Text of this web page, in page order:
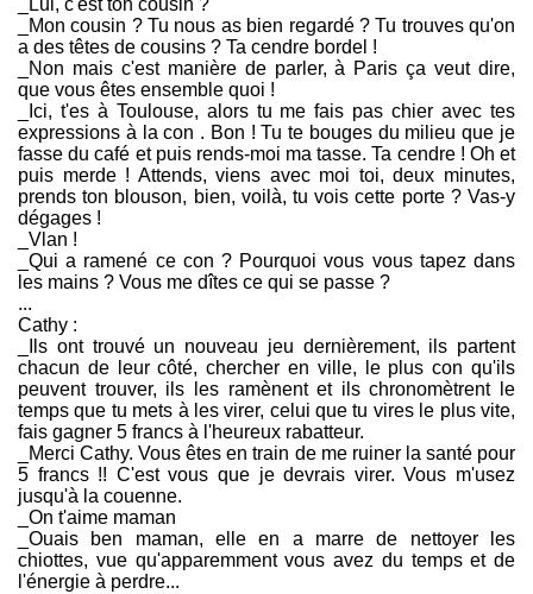
_Lui, c'est ton cousin ?
_Mon cousin ? Tu nous as bien regardé ? Tu trouves qu'on
a des têtes de cousins ? Ta cendre bordel !
_Non mais c'est manière de parler, à Paris ça veut dire,
que vous êtes ensemble quoi !
_Ici, t'es à Toulouse, alors tu me fais pas chier avec tes
expressions à la con . Bon ! Tu te bouges du milieu que je
fasse du café et puis rends-moi ma tasse. Ta cendre ! Oh et
puis merde ! Attends, viens avec moi toi, deux minutes,
prends ton blouson, bien, voilà, tu vois cette porte ? Vas-y
dégages !
_Vlan !
_Qui a ramené ce con ? Pourquoi vous vous tapez dans
les mains ? Vous me dîtes ce qui se passe ?
...
Cathy :
_Ils ont trouvé un nouveau jeu dernièrement, ils partent
chacun de leur côté, chercher en ville, le plus con qu'ils
peuvent trouver, ils les ramènent et ils chronomètrent le
temps que tu mets à les virer, celui que tu vires le plus vite,
fais gagner 5 francs à l'heureux rabatteur.
_Merci Cathy. Vous êtes en train de me ruiner la santé pour
5 francs !! C'est vous que je devrais virer. Vous m'usez
jusqu'à la couenne.
_On t'aime maman
_Ouais ben maman, elle en a marre de nettoyer les
chiottes, vue qu'apparemment vous avez du temps et de
l'énergie à perdre...